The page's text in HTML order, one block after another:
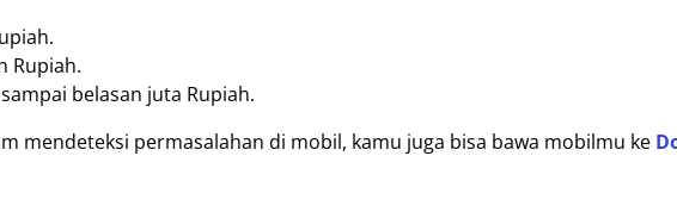
Rupiah.
belasan juta Rupiah.
mendeteksi permasalahan di mobil, kamu juga bisa bawa mobilmu ke